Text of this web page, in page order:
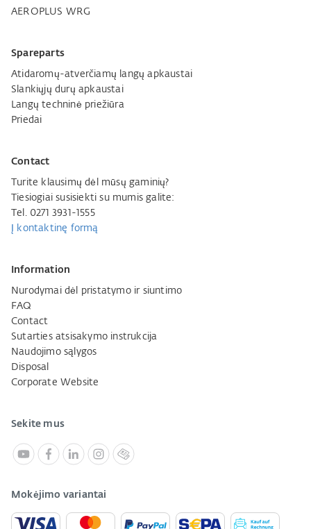
AEROPLUS WRG
Spareparts
Atidaromų-atverčiamų langų apkaustai
Slankiųjų durų apkaustai
Langų techninė priežiūra
Priedai
Contact
Turite klausimų dėl mūsų gaminių?
Tiesiogiai susisiekti su mumis galite:
Tel. 0271 3931-1555
Į kontaktinę formą
Information
Nurodymai dėl pristatymo ir siuntimo
FAQ
Contact
Sutarties atsisakymo instrukcija
Naudojimo sąlygos
Disposal
Corporate Website
Sekite mus
Mokėjimo variantai